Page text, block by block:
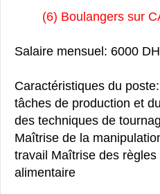
(6) Boulangers sur
Salaire mensuel: 6000
Caractéristiques du
tâches de production et
des techniques de
Maîtrise de la
travail Maîtrise des règles
alimentaire